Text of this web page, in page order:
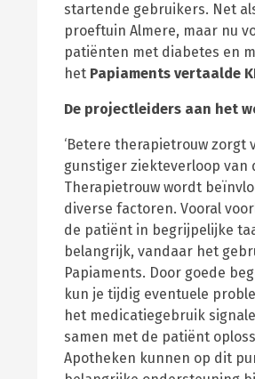
startende gebruikers. Net
proeftuin Almere, maar nu
patiënten met diabetes en
het Papiaments vertaalde
De projectleiders aan het
‘Betere therapietrouw zorgt
gunstiger ziekteverloop van
Therapietrouw wordt
diverse factoren. Vooral
de patiënt in begrijpelijke
belangrijk, vandaar het
Papiaments. Door goede
kun je tijdig eventuele
het medicatiegebruik
samen met de patiënt
Apotheken kunnen op dit